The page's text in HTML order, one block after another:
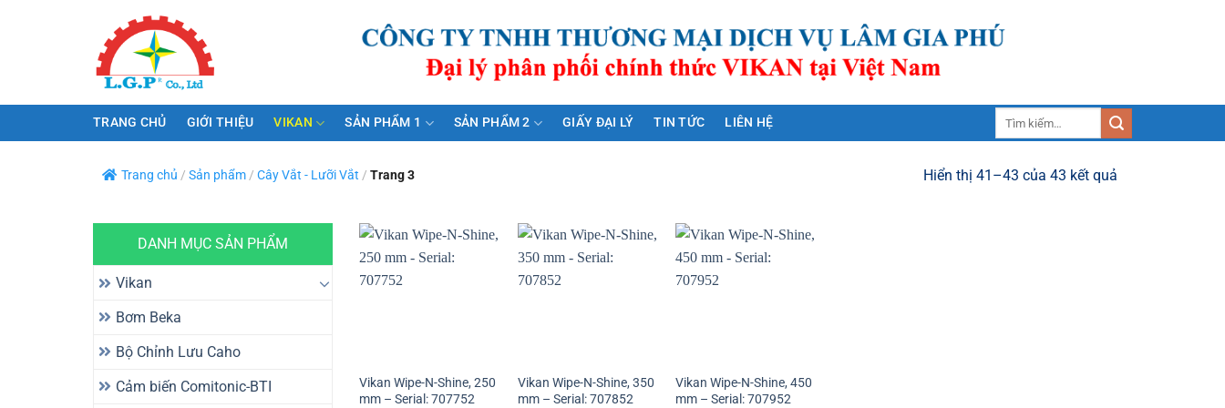
TRANG CHỦ GIỚI THIỆU VIKAN SẢN PHẨM 1 SẢN PHẨM 2 GIẤY ĐẠI LÝ TIN TỨC LIÊN HỆ
Trang chủ / Sản phẩm/ Cây Vắt - Lưỡi Vắt / Trang 3 Hiển thị 41–43 của 43 kết quả
DANH MỤC SẢN PHẨM
Vikan
Bơm Beka
Bộ Chỉnh Lưu Caho
Cảm biến Comitonic-BTI
Vikan Wipe-N-Shine, 250
mm – Serial: 707752
Vikan Wipe-N-Shine, 350
mm – Serial: 707852
Vikan Wipe-N-Shine, 450
mm – Serial: 707952